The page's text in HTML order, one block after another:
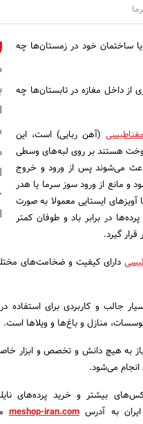
یا ساختمان خود در زمستان‌ها چه
از داخل مغازه در تابستان‌ها چه
(آهن ربایی) است، این
دوخت هستند بر روی لبه‌های وسطی
می‌شوند پس از ورود و خروج
و مانع از ورود سوز سرما یا هدر
آویزهای ایستایی معمولا به صورت
در برابر باد و طوفان کمتر
گیرد.
جالب و کاربردی برای استفاده
منازل و باغ‌ها و ویلاها است.
به هیچ دانش و تخصص و ابزار
می‌شود.
بیشتر و خرید پرده‌های
به آدرسmeshop-iran.com